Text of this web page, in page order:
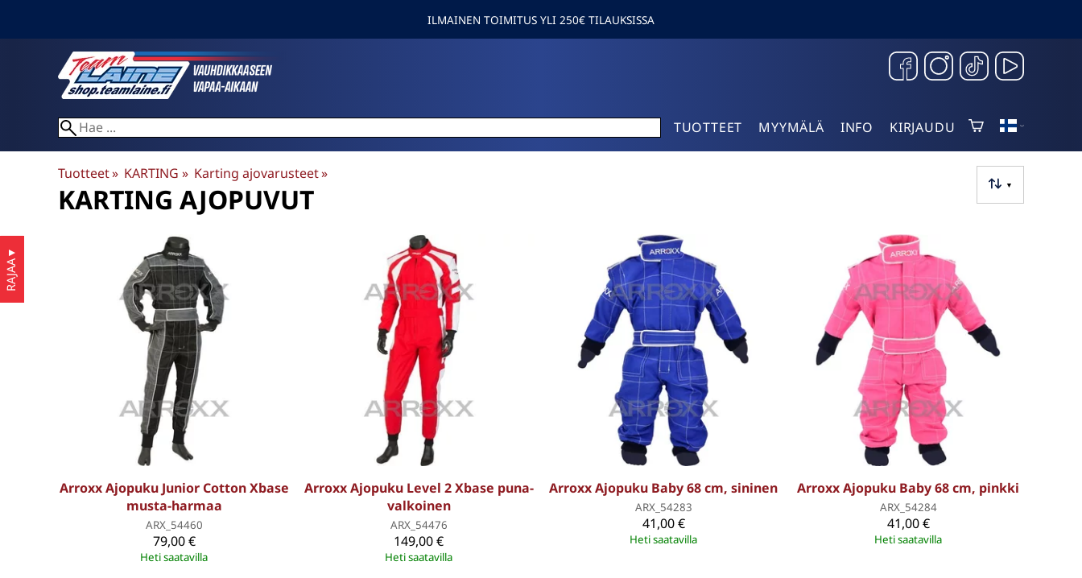
ILMAINEN TOIMITUS YLI 250€ TILAUKSISSA
TUOTTEET MYYMÄLÄ INFO KIRJAUDU
Tuotteet‪» KARTING ‪» Karting ajovarusteet‪»
▼
KARTING AJOPUVUT
RAJAA
▼
Arroxx Ajopuku Junior Cotton Xbase
musta-harmaa
ARX_54460
79,00 €
Heti saatavilla
Arroxx Ajopuku Level 2 Xbase puna-
valkoinen
ARX_54476
149,00 €
Heti saatavilla
Arroxx Ajopuku Baby 68 cm, sininen
ARX_54283
41,00 €
Heti saatavilla
Arroxx Ajopuku Baby 68 cm, pinkki
ARX_54284
41,00 €
Heti saatavilla